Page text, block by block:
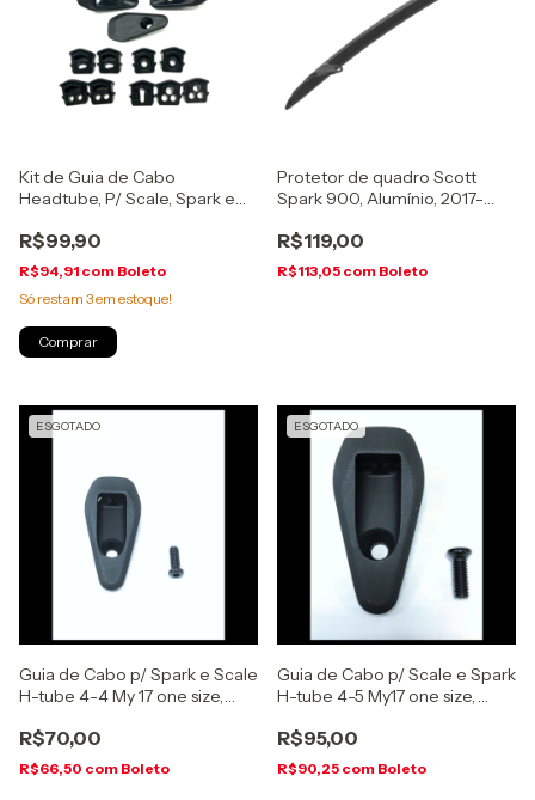
Kit de Guia de Cabo
Headtube, P/ Scale, Spark e
R$99,90
R$94,91 com Boleto
Só restam 3em estoque!
Protetor de quadro Scott
Spark 900, Alumínio, 2017-
R$119,00
R$113,05 com Boleto
ESGOTADO
Guia de Cabo p/ Spark e Scale
H-tube 4-4 My 17 one size,
R$70,00
R$66,50 com Boleto
ESGOTADO
Guia de Cabo p/ Scale e Spark
H-tube 4-5 My17 one size,
R$95,00
R$90,25 com Boleto